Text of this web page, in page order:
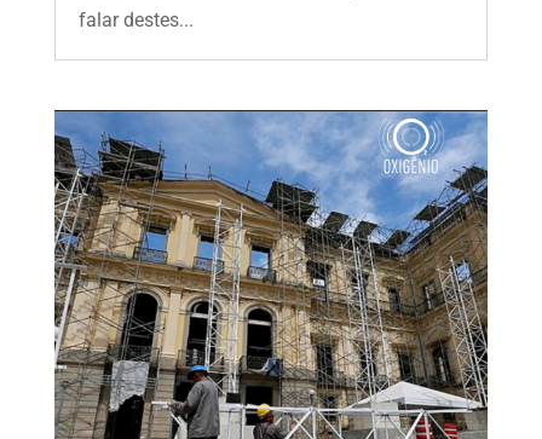
falar destes...